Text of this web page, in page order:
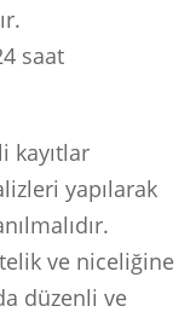
saat
kayıtlar
yapılarak
ve niceliğine
düzenli ve